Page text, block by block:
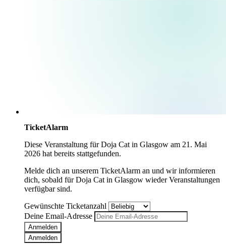
TicketAlarm
Diese Veranstaltung fürDoja Cat in Glasgow am 21. Mai
2026 hat bereits stattgefunden.
Melde dich an unserem TicketAlarm an und wir informieren
dich, sobald fürDoja Cat in Glasgow wieder Veranstaltungen
verfügbar sind.
Gewünschte Ticketanzahl
Deine Email-Adresse
Anmelden
Anmelden